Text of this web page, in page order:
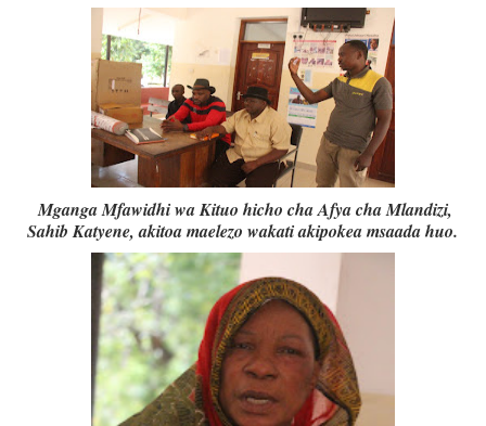
Mganga Mfawidhi wa Kituo hicho cha Afya cha Mlandizi,
Sahib Katyene, akitoa maelezo wakati akipokea msaada huo.